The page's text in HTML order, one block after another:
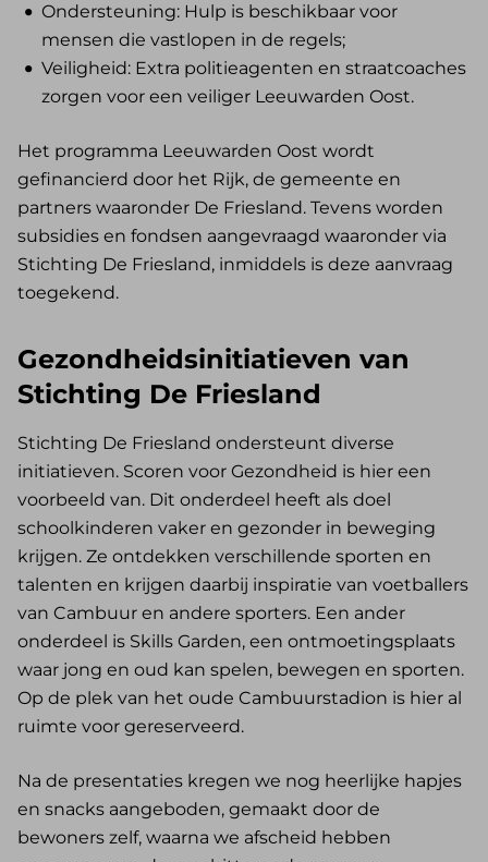
Ondersteuning: Hulp is beschikbaar voor
mensen die vastlopen in de regels;
Veiligheid: Extra politieagenten en straatcoaches
zorgen voor een veiliger Leeuwarden Oost.
Het programma Leeuwarden Oost wordt
gefinancierd door het Rijk, de gemeente en
partners waaronder De Friesland. Tevens worden
subsidies en fondsen aangevraagd waaronder via
Stichting De Friesland, inmiddels is deze aanvraag
toegekend.
Gezondheidsinitiatieven van
Stichting De Friesland
Stichting De Friesland ondersteunt diverse
initiatieven. Scoren voor Gezondheid is hier een
voorbeeld van. Dit onderdeel heeft als doel
schoolkinderen vaker en gezonder in beweging
krijgen. Ze ontdekken verschillende sporten en
talenten en krijgen daarbij inspiratie van voetballers
van Cambuur en andere sporters. Een ander
onderdeel is Skills Garden, een ontmoetingsplaats
waar jong en oud kan spelen, bewegen en sporten.
Op de plek van het oude Cambuurstadion is hier al
ruimte voor gereserveerd.
Na de presentaties kregen we nog heerlijke hapjes
en snacks aangeboden, gemaakt door de
bewoners zelf, waarna we afscheid hebben